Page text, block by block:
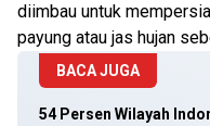
diimbau untuk
payung atau jas hujan
BACA JUGA
54 Persen Wilayah